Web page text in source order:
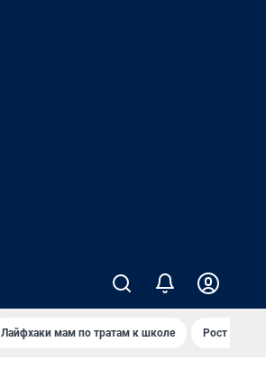
Лайфхаки мам по тратам к школе Рост цен на